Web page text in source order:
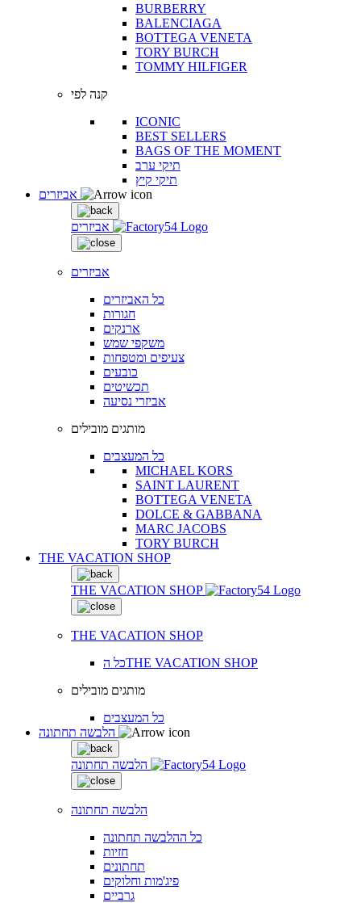
BURBERRY
BALENCIAGA
BOTTEGA VENETA
TORY BURCH
TOMMY HILFIGER
קנה לפי
ICONIC
BEST SELLERS
BAGS OF THE MOMENT
תיקי ערב
תיקי קיץ
אביזרים
אביזרים
כל האביזרים
חגורות
ארנקים
משקפי שמש
צעיפים ומטפחות
כובעים
תכשיטים
אביזרי נסיעה
מותגים מובילים
כל המעצבים
MICHAEL KORS
SAINT LAURENT
BOTTEGA VENETA
DOLCE & GABBANA
MARC JACOBS
TORY BURCH
THE VACATION SHOP
THE VACATION SHOP
THE VACATION SHOP
כל הTHE VACATION SHOP
מותגים מובילים
כל המעצבים
הלבשה תחתונה
הלבשה תחתונה
כל ההלבשה תחתונה
חזיות
תחתונים
פיג'מות וחלוקים
גרביים